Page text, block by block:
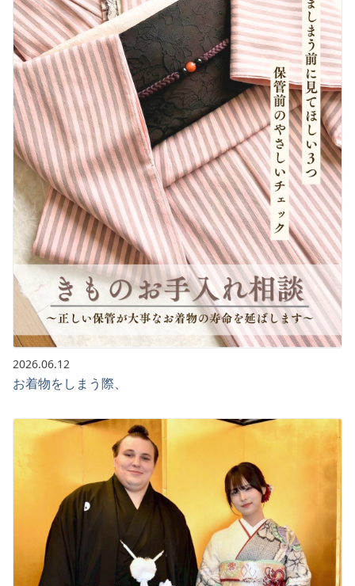
2026.06.12
お着物をしまう際、